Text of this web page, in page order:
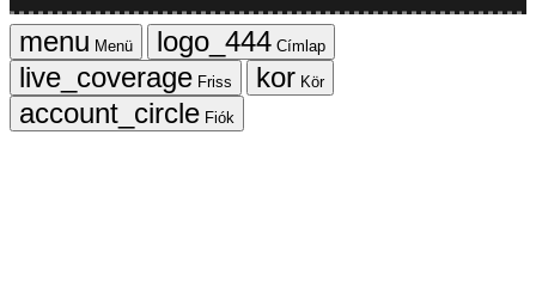
Menü
Címlap
Friss
Kör
Fiók